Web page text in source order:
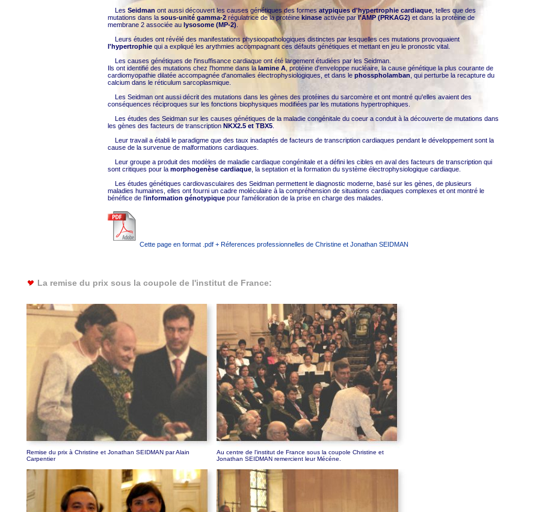
Les Seidman ont aussi découvert les causes génétiques des formes atypiques d'hypertrophie cardiaque , telles que des
mutations dans la sous-unité gamma-2 régulatrice de la protéine kinase activée parl'AMP (PRKAG2) et dans la protéine de
membrane 2 associée au lysosome (MP-2)
Leurs études ont révélé des manifestations physioopathologiques distinctes par lesquelles ces mutations provoquaient
l'hypertrophie qui a expliqué les arythmies accompagnant ces défauts génétiques et mettant en jeu le pronostic vital.
Les causes génétiques de l'insuffisance cardiaque ont été largement étudiées par les Seidman.
Ils ont identifié des mutations chez l'homme dans la lamine A , protéine d'enveloppe nucléaire, la cause génétique la plus courante de
cardiomyopathie dilatée accompagnée d'anomalies électrophysiologiques, et dans le phosspholamban , qui perturbe la recapture du
calcium dans le réticulum sarcoplasmique.
Les Seidman ont aussi décrit des mutations dans les gènes des protéines du sarcomère et ont montré qu'elles avaient des
conséquences réciproques sur les fonctions biophysiques modifiées par les mutations hypertrophiques.
Les études des Seidman sur les causes génétiques de la maladie congénitale du coeur a conduit à la découverte de mutations dans
les gènes des facteurs de transcription NKX2.5 et TBX5
Leur travail a établi le paradigme que des taux inadaptés de facteurs de transcription cardiaques pendant le développement sont la
cause de la survenue de malformations cardiaques.
Leur groupe a produit des modèles de maladie cardiaque congénitale et a défini les cibles en aval des facteurs de transcription qui
sont critiques pour la morphogenèse cardiaque , la septation et la formation du système électrophysiologique cardiaque.
Les études génétiques cardiovasculaires des Seidman permettent le diagnostic moderne, basé sur les gènes, de plusieurs
maladies humaines, elles ont fourni un cadre moléculaire à la compréhension de situations cardiaques complexes et ont montré le
bénéfice de l'information génotypique pour l'amélioration de la prise en charge des malades.
Cette page en format .pdf + Réferences professionnelles de Christine et Jonathan SEIDMAN
La remise du prix sous la coupole de l'institut de France:
Remise du prix à Christine et Jonathan SEIDMAN par Alain
Carpentier
Au centre de l'institut de France sous la coupole Christine et
Jonathan SEIDMAN remercient leur Mécéne.